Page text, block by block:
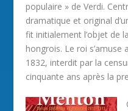
populaire » de Verdi.
dramatique et original
fit initialement l’objet de
hongrois. Le roi
1832, interdit par la
cinquante ans après la